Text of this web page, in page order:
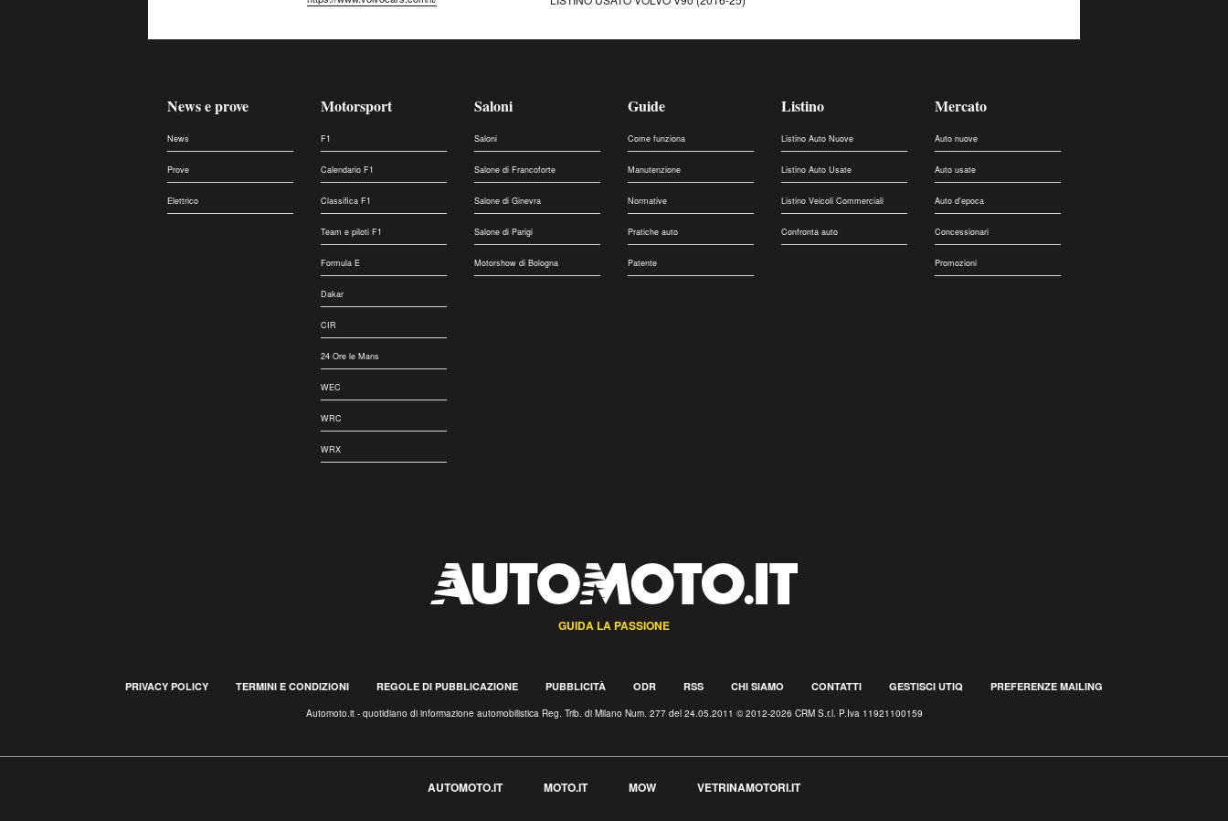
News e prove
News
Prove
Elettrico
Motorsport
F1
Calendario F1
Classifica F1
Team e piloti F1
Formula E
Dakar
CIR
24 Ore le Mans
WEC
WRC
WRX
Saloni
Saloni
Salone di Francoforte
Salone di Ginevra
Salone di Parigi
Motorshow di Bologna
Guide
Come funziona
Manutenzione
Normative
Pratiche auto
Patente
Listino
Listino Auto Nuove
Listino Auto Usate
Listino Veicoli Commerciali
Confronta auto
Mercato
Auto nuove
Auto usate
Auto d'epoca
Concessionari
Promozioni
GUIDA LA PASSIONE
PRIVACY POLICY TERMINI E CONDIZIONI REGOLE DI PUBBLICAZIONE PUBBLICITÀ ODR RSS CHI SIAMO CONTATTI GESTISCI UTIQ PREFERENZE MAILING
Automoto.it - quotidiano di informazione automobilistica Reg. Trib. di Milano Num. 277 del 24.05.2011 © 2012-2026 CRM S.r.l. P.Iva 11921100159
AUTOMOTO.IT MOTO.IT MOW VETRINAMOTORI.IT